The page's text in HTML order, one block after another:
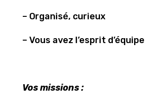
– Organisé, curieux
– Vous avez l’esprit d’équipe
Vos missions :